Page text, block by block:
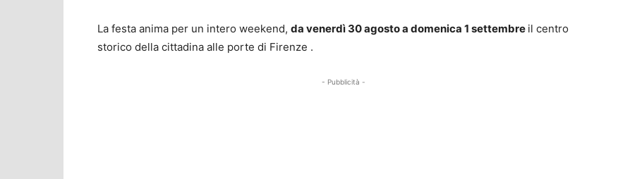
La festa anima per un intero weekend, da venerdì 30 agosto a domenica 1 settembre il centro
storico della cittadina alle porte di Firenze .
- Pubblicità -